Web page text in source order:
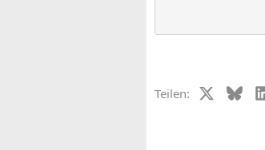
Teilen: X